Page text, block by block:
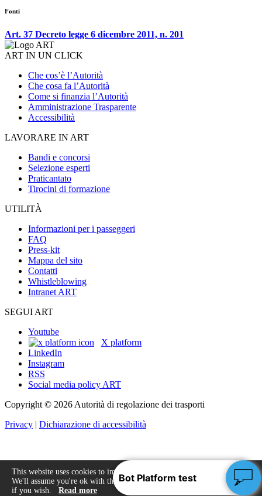
Fonti
Art. 37 Decreto legge 6 dicembre 2011, n. 201
ART IN UN CLICK
Che cos’è l’Autorità
Che cosa fa l’Autorità
Come si finanzia l’Autorità
Amministrazione Trasparente
Accessibilità
LAVORARE IN ART
Bandi e concorsi
Selezione esperti
Praticantato
Tirocini di formazione
UTILITÀ
Informazioni per i passeggeri
FAQ
Press-kit
Mappa del sito
Contatti
Whistleblowing
Intranet ART
SEGUI ART
Youtube
X platform
LinkedIn
Instagram
RSS
Social media policy ART
Copyright © 2026 Autorità di regolazione dei trasporti
Privacy | Dichiarazione di accessibilità
This website uses cookies to improve your experience.
We'll assume you're ok with this, but you can opt-out
if you wish. Read more
Accept